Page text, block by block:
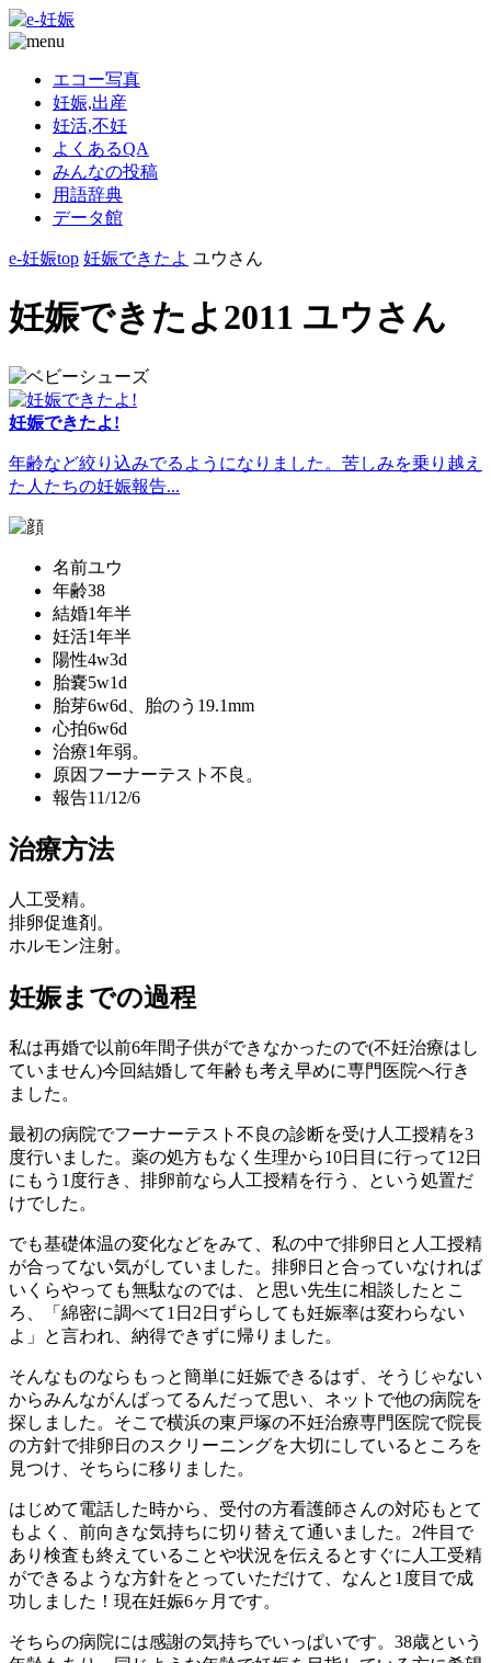
エコー写真
妊娠,出産
妊活,不妊
よくあるQA
みんなの投稿
用語辞典
データ館
e-妊娠top 妊娠できたよ ユウさん
妊娠できたよ2011 ユウさん
妊娠できたよ!
年齢など絞り込みでるようになりました。苦しみを乗り越え
た人たちの妊娠報告...
名前ユウ
年齢38
結婚1年半
妊活1年半
陽性4w3d
胎嚢5w1d
胎芽6w6d、胎のう19.1mm
心拍6w6d
治療1年弱。
原因 フーナーテスト不良。
報告11/12/6
治療方法
人工受精。
排卵促進剤。
ホルモン注射。
妊娠までの過程
私は再婚で以前6年間子供ができなかったので(不妊治療はし
ていません)今回結婚して年齢も考え早めに専門医院へ行き
ました。
最初の病院でフーナーテスト不良の診断を受け人工授精を3
度行いました。薬の処方もなく生理から10日目に行って12日
にもう1度行き、排卵前なら人工授精を行う、という処置だ
けでした。
でも基礎体温の変化などをみて、私の中で排卵日と人工授精
が合ってない気がしていました。排卵日と合っていなければ
いくらやっても無駄なのでは、と思い先生に相談したとこ
ろ、「綿密に調べて1日2日ずらしても妊娠率は変わらない
よ」と言われ、納得できずに帰りました。
そんなものならもっと簡単に妊娠できるはず、そうじゃない
からみんながんばってるんだって思い、ネットで他の病院を
探しました。そこで横浜の東戸塚の不妊治療専門医院で院長
の方針で排卵日のスクリーニングを大切にしているところを
見つけ、そちらに移りました。
はじめて電話した時から、受付の方看護師さんの対応もとて
もよく、前向きな気持ちに切り替えて通いました。2件目で
あり検査も終えていることや状況を伝えるとすぐに人工受精
ができるような方針をとっていただけて、なんと1度目で成
功しました！現在妊娠6ヶ月です。
そちらの病院には感謝の気持ちでいっぱいです。38歳という